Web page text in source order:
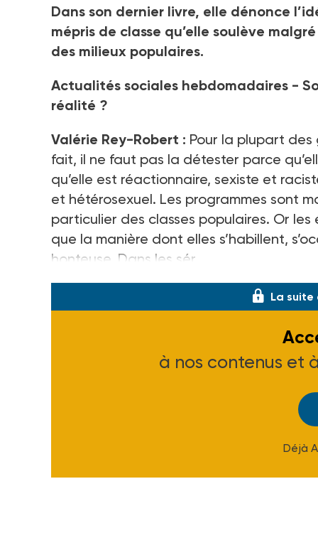
Crédit photo DR
Dans son dernier livre, elle dénonce
mépris de classe qu’elle soulève
des milieux populaires.
Actualités sociales hebdomadaires -
réalité ?
Valérie Rey-Robert : Pour la plupart des
fait, il ne faut pas la détester parce
qu’elle est réactionnaire, sexiste et
et hétérosexuel. Les programmes sont
particulier des classes populaires. Or
que la manière dont elles s’habillent,
honteuse. Dans les sér
La suite
à nos contenus et
Déjà